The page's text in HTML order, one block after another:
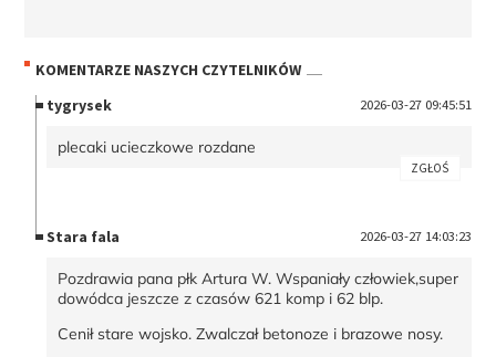
KOMENTARZE NASZYCH CZYTELNIKÓW
tygrysek
2026-03-27 09:45:51
plecaki ucieczkowe rozdane
ZGŁOŚ
Stara fala 2026-03-27 14:03:23
Pozdrawia pana płk Artura W. Wspaniały człowiek,super
dowódca jeszcze z czasów 621 komp i 62 blp.
Cenił stare wojsko. Zwalczał betonoze i brazowe nosy.